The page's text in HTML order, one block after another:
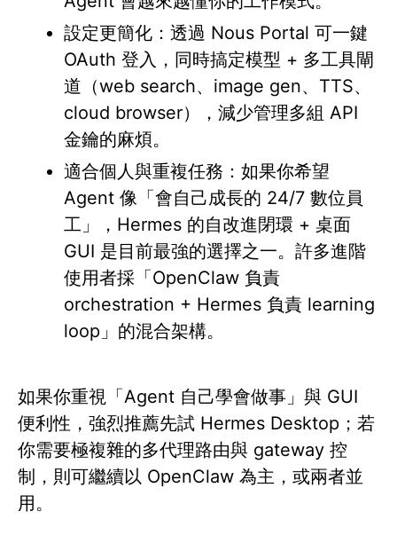
設定更簡化：透過 Nous Portal 可一鍵
OAuth 登入，同時搞定模型 + 多工具閘
道（web search、image gen、TTS、
cloud browser），減少管理多組 API
金鑰的麻煩。
適合個人與重複任務：如果你希望
Agent 像「會自己成長的 24/7 數位員
工」，Hermes 的自改進閉環 + 桌面
GUI 是目前最強的選擇之一。許多進階
使用者採「OpenClaw 負責
orchestration + Hermes 負責 learning
loop」的混合架構。
如果你重視「Agent 自己學會做事」與 GUI
便利性，強烈推薦先試 Hermes Desktop；若
你需要極複雜的多代理路由與 gateway 控
制，則可繼續以 OpenClaw 為主，或兩者並
用。